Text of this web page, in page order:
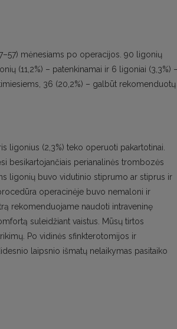
mėnesiams po operacijos. 90 ligonių
(11,2%) – patenkinamai ir 6 ligoniai (3,3%) –
36 (20,2%) – galbūt
ligonius (2,3%) teko operuoti pakartotinai.
besikartojančiais perianalinės trombozės
ligonių buvo vidutinio stiprumo ar stiprus ir
operacinėje buvo nemaloni ir
rekomenduojame naudoti intraveninę
suleidžiant vaistus. Mūsų tirtos
Po vidinės sfinkterotomijos ir
laipsnio išmatų nelaikymas pasitaiko